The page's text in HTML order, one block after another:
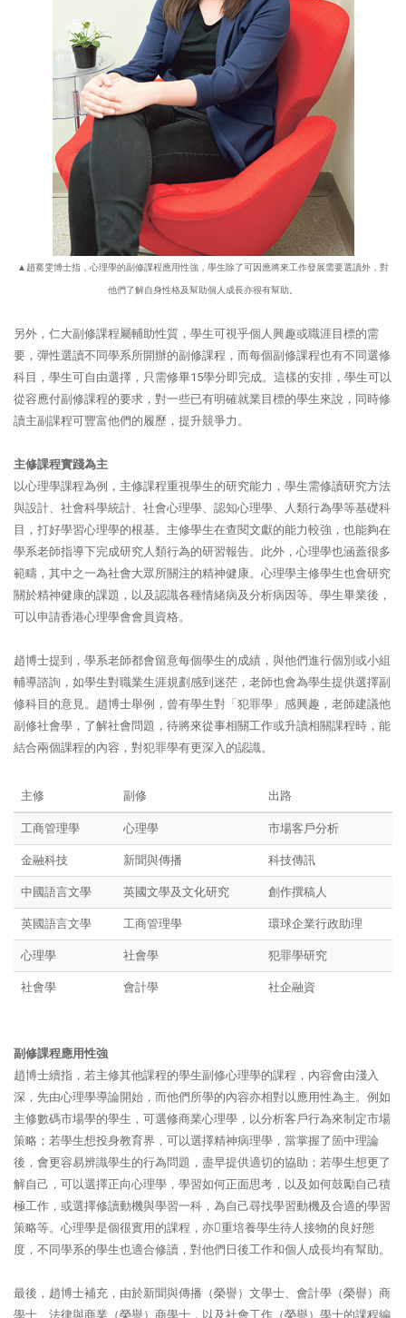
▲趙騫雯博士指，心理學的副修課程應用性強，學生除了可因應將來工作發展需要選讀外，對
他們了解自身性格及幫助個人成長亦很有幫助。
另外，仁大副修課程屬輔助性質，學生可視乎個人興趣或職涯目標的需
要，彈性選讀不同學系所開辦的副修課程，而每個副修課程也有不同選修
科目，學生可自由選擇，只需修畢15學分即完成。這樣的安排，學生可以
從容應付副修課程的要求，對一些已有明確就業目標的學生來說，同時修
讀主副課程可豐富他們的履歷，提升競爭力。
主修課程實踐為主
以心理學課程為例，主修課程重視學生的研究能力，學生需修讀研究方法
與設計、社會科學統計、社會心理學、認知心理學、人類行為學等基礎科
目，打好學習心理學的根基。主修學生在查閱文獻的能力較強，也能夠在
學系老師指導下完成研究人類行為的研習報告。此外，心理學也涵蓋很多
範疇，其中之一為社會大眾所關注的精神健康。心理學主修學生也會研究
關於精神健康的課題，以及認識各種情緒病及分析病因等。學生畢業後，
可以申請香港心理學會會員資格。
趙博士提到，學系老師都會留意每個學生的成績，與他們進行個別或小組
輔導諮詢，如學生對職業生涯規劃感到迷茫，老師也會為學生提供選擇副
修科目的意見。趙博士舉例，曾有學生對「犯罪學」感興趣，老師建議他
副修社會學，了解社會問題，待將來從事相關工作或升讀相關課程時，能
結合兩個課程的內容，對犯罪學有更深入的認識。
主修 副修 出路
工商管理學 心理學 市場客戶分析
金融科技 新聞與傳播 科技傳訊
中國語言文學 英國文學及文化研究 創作撰稿人
英國語言文學 工商管理學 環球企業行政助理
心理學 社會學 犯罪學研究
社會學 會計學 社企融資
副修課程應用性強
趙博士續指，若主修其他課程的學生副修心理學的課程，內容會由淺入
深，先由心理學導論開始，而他們所學的內容亦相對以應用性為主。例如
主修數碼市場學的學生，可選修商業心理學，以分析客戶行為來制定市場
策略；若學生想投身教育界，可以選擇精神病理學，當掌握了箇中理論
後，會更容易辨識學生的行為問題，盡早提供適切的協助；若學生想更了
解自己，可以選擇正向心理學，學習如何正面思考，以及如何鼓勵自己積
極工作，或選擇修讀動機與學習一科，為自己尋找學習動機及合適的學習
策略等。心理學是個很實用的課程，亦重培養學生待人接物的良好態
度，不同學系的學生也適合修讀，對他們日後工作和個人成長均有幫助。
最後，趙博士補充，由於新聞與傳播（榮譽）文學士、會計學（榮譽）商
學士、法律與商業（榮譽）商學士，以及社會工作（榮譽）學士的課程編